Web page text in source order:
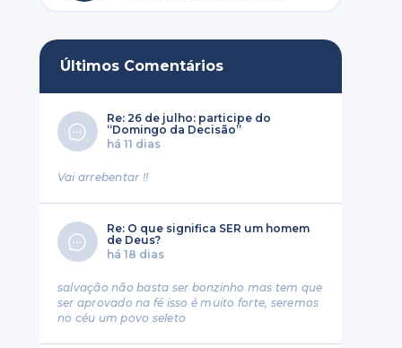
Últimos Comentários
Re: 26 de julho: participe do
“Domingo da Decisão”
há 11 dias
Vai arrebentar !!
Re: O que significa SER um homem
de Deus?
há 18 dias
salvação não basta ser bonzinho mas tem que
ser aprovado na fé isso é muito forte, seremos
no céu um povo seleto